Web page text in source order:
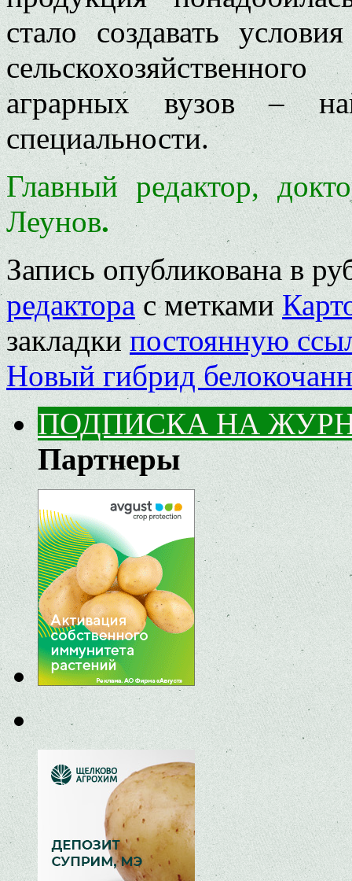
стало создавать
аграрных вузов –
специальности.
Главный редактор,
Леунов.
Запись опубликована в
редакторас метками
закладкипостоянную
Новый гибрид
ПОДПИСКА НА
Партнеры